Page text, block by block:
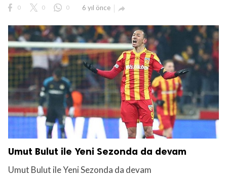
0 0 0 6 yıl önce 
Umut Bulut ile Yeni Sezonda da devam
Umut Bulut ile Yeni Sezonda da devam